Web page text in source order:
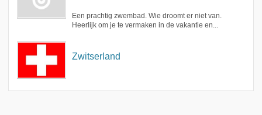
Een prachtig zwembad. Wie droomt er niet van.
Heerlijk om je te vermaken in de vakantie en...
Zwitserland